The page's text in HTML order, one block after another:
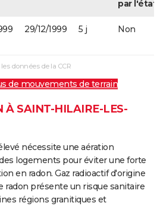
par l'état
29/12/1999 5 j Non
données de la CCR
de mouvements de terrain
À SAINT-HILAIRE-LES-
nécessite une aération
logements pour éviter une forte
en radon. Gaz radioactif d'origine
radon présente un risque sanitaire
régions granitiques et